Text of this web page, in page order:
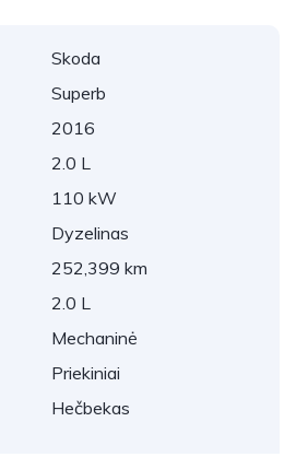
Skoda
Superb
2016
2.0 L
110 kW
Dyzelinas
252,399 km
2.0 L
Mechaninė
Priekiniai
Hečbekas